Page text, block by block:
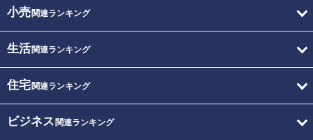
小売関連ランキング
生活関連ランキング
住宅関連ランキング
ビジネス 関連ランキング